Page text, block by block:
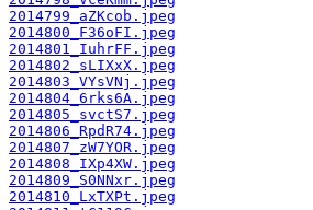
2014799_aZKcob.jpeg
2014800_F36oFI.jpeg
2014801_IuhrFF.jpeg
2014802_sLIXxX.jpeg
2014803_VYsVNj.jpeg
2014804_6rks6A.jpeg
2014805_svctS7.jpeg
2014806_RpdR74.jpeg
2014807_zW7YOR.jpeg
2014808_IXp4XW.jpeg
2014809_S0NNxr.jpeg
2014810_LxTXPt.jpeg